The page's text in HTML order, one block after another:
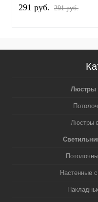
291 pуб. 291 pуб.
Люстры
Люстры
Настенные